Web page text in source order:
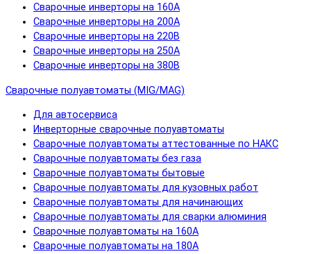
Сварочные инверторы на 160А
Сварочные инверторы на 200А
Сварочные инверторы на 220В
Сварочные инверторы на 250А
Сварочные инверторы на 380В
Сварочные полуавтоматы (MIG/MAG)
Для автосервиса
Инверторные сварочные полуавтоматы
Сварочные полуавтоматы аттестованные по НАКС
Сварочные полуавтоматы без газа
Сварочные полуавтоматы бытовые
Сварочные полуавтоматы для кузовных работ
Сварочные полуавтоматы для начинающих
Сварочные полуавтоматы для сварки алюминия
Сварочные полуавтоматы на 160А
Сварочные полуавтоматы на 180А